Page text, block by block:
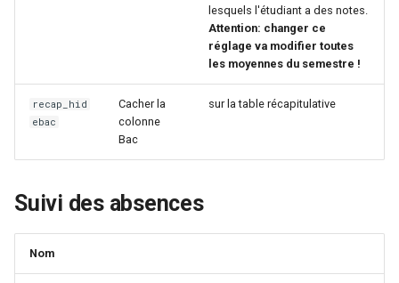
lesquels l'étudiant a des notes.
Attention: changer ce
réglage va modifier toutes
les moyennes du semestre !
recap_hid
ebac
Cacher la
colonne
Bac
sur la table récapitulative
Suivi des absences
Nom